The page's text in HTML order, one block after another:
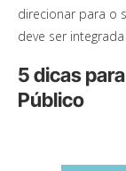
direcionar para o
deve ser
5 dicas
Público